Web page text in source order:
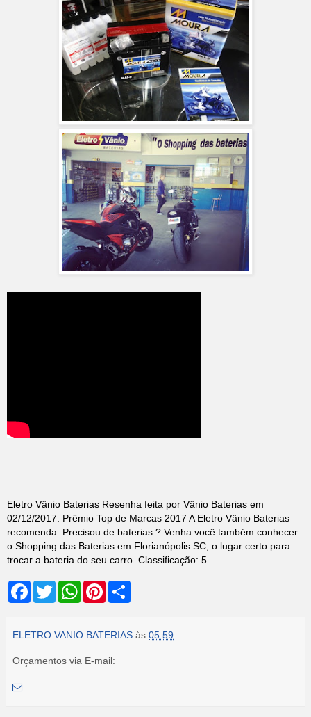
Eletro Vânio Baterias Resenha feita por Vânio Baterias em
02/12/2017 Prêmio Top de Marcas 2017 A Eletro Vânio Baterias
recomenda: Precisou de baterias ? Venha você também conhecer
o Shopping das Baterias em Florianópolis SC, o lugar certo para
trocar a bateria do seu carro. Classificação: 5
F
b
o
k
T
w
t
e
W
s
A
p
P
e
r
s
e
ELETRO VANIO BATERIAS às 05:59
Orçamentos via E-mail: